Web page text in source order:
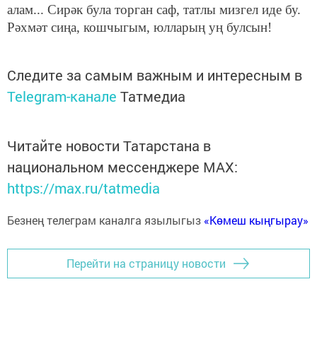
алам... Сирәк була торган саф, татлы мизгел иде бу.
Рәхмәт сиңа, кошчыгым, юлларың уң булсын!
Следите за самым важным и интересным в
Telegram-канале Татмедиа
Читайте новости Татарстана в
национальном мессенджере MАХ:
https://max.ru/tatmedia
Безнең телеграм каналга язылыгыз «Көмеш кыңгырау»
Перейти на страницу новости